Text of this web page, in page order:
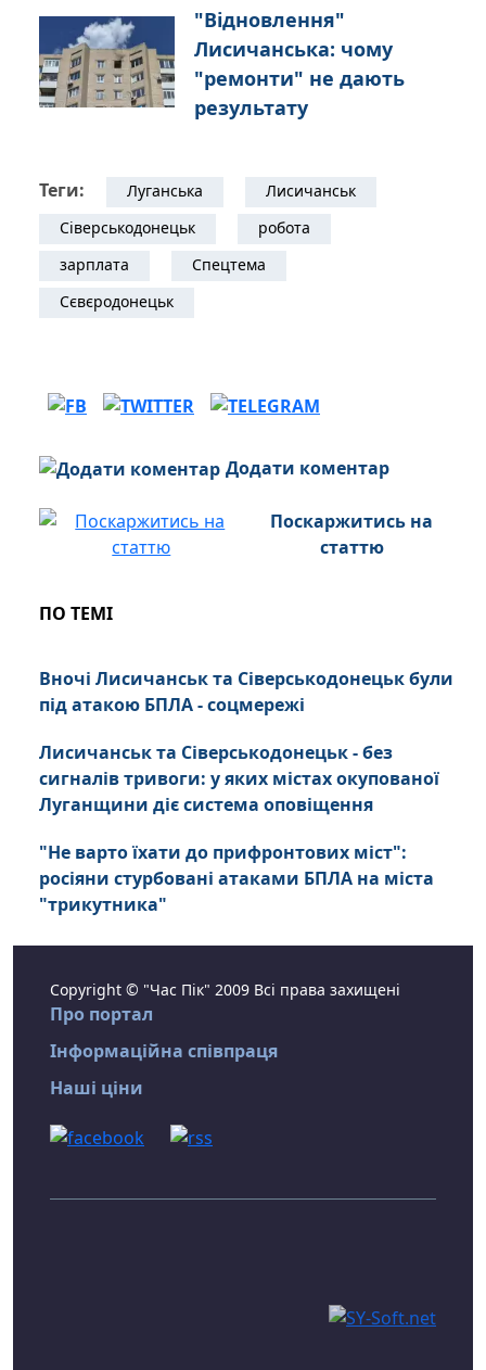
"Відновлення"
Лисичанська: чому
"ремонти" не дають
результату
Теги: Луганська
Лисичанськ
Сіверськодонецьк
робота
зарплата
Спецтема
Сєвєродонецьк
Додати коментар
Поскаржитись на
статтю
ПО ТЕМІ
Вночі Лисичанськ та Сіверськодонецьк були
під атакою БПЛА - соцмережі
Лисичанськ та Сіверськодонецьк - без
сигналів тривоги: у яких містах окупованої
Луганщини діє система оповіщення
"Не варто їхати до прифронтових міст":
росіяни стурбовані атаками БПЛА на міста
"трикутника"
Copyright © "Час Пік" 2009 Всі права захищені
Про портал
Інформаційна співпраця
Наші ціни